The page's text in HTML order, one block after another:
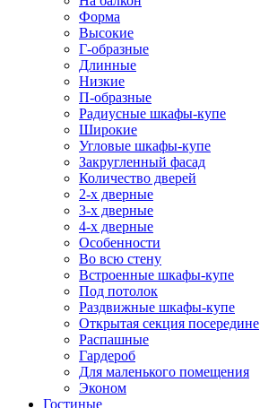
Форма
Высокие
Г-образные
Длинные
Низкие
П-образные
Радиусные шкафы-купе
Широкие
Угловые шкафы-купе
Закругленный фасад
Количество дверей
2-х дверные
3-х дверные
4-х дверные
Особенности
Во всю стену
Встроенные шкафы-купе
Под потолок
Раздвижные шкафы-купе
Открытая секция посередине
Распашные
Гардероб
Для маленького помещения
Эконом
Гостиные